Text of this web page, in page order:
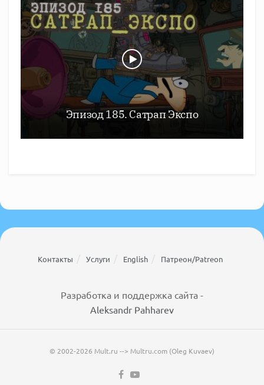
Эпизод 185. Сатрап Экспо
Контакты Услуги English Патреон/Patreon
Разработка и поддержка сайта -
Aleksandr Pahharev
© 2002-2026 Mult.ru --> Multru.com (Oleg Kuvaev)